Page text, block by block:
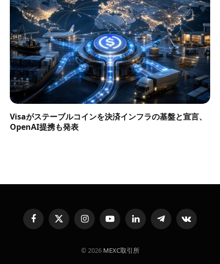
Visaがステーブルコインを決済インフラの基盤と宣言、
OpenAI提携も発表
FacebookX
(Twitter)
InstagramYouTubeLinkedInTelegramVKontakte
© 2026 MEXC取引所